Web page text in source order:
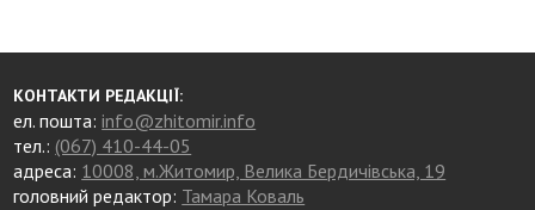
КОНТАКТИ РЕДАКЦІЇ:
ел. пошта:info@zhitomir.info
тел.: (067) 410-44-05
адреса: 10008, м.Житомир, Велика Бердичівська, 19
головний редактор: Тамара Коваль